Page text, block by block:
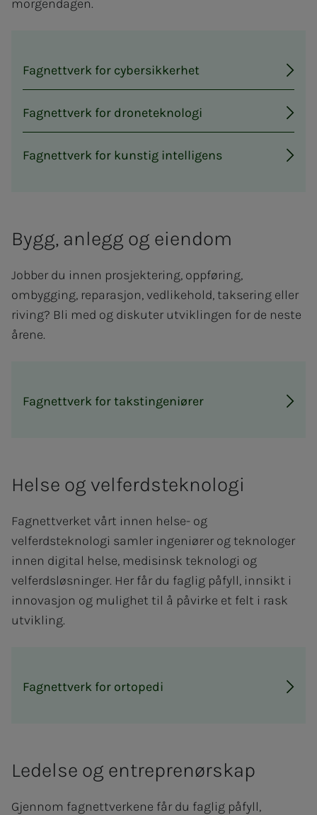
morgendagen.
Fagnettverk for cybersikkerhet
Fagnettverk for droneteknologi
Fagnettverk for kunstig intelligens
Bygg, anlegg og eiendom
Jobber du innen prosjektering, oppføring,
ombygging, reparasjon, vedlikehold, taksering eller
riving? Bli med og diskuter utviklingen for de neste
årene.
Fagnettverk for takstingeniører
Helse og velferdsteknologi
Fagnettverket vårt innen helse- og
velferdsteknologi samler ingeniører og teknologer
innen digital helse, medisinsk teknologi og
velferdsløsninger. Her får du faglig påfyll, innsikt i
innovasjon og mulighet til å påvirke et felt i rask
utvikling.
Fagnettverk for ortopedi
Ledelse og entreprenørskap
Gjennom fagnettverkene får du faglig påfyll,